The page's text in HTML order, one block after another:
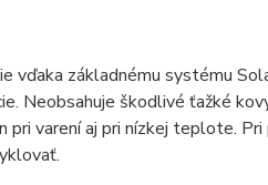
vďaka základnému systému
Neobsahuje škodlivé ťažké
varení aj pri nízkej teplote. Pri